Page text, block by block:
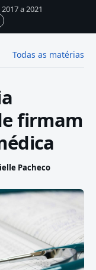
a 2021
Todas as matérias
firmam
Pacheco